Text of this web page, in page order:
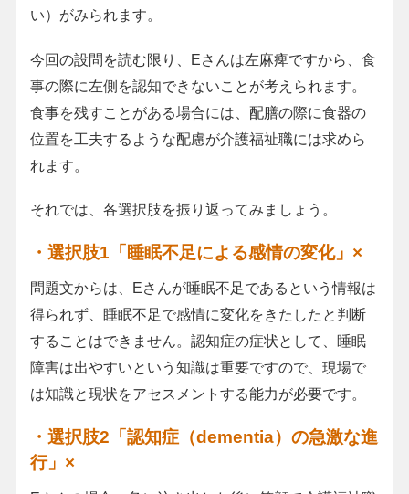
い）がみられます。
今回の設問を読む限り、Eさんは左麻痺ですから、食
事の際に左側を認知できないことが考えられます。
食事を残すことがある場合には、配膳の際に食器の
位置を工夫するような配慮が介護福祉職には求めら
れます。
それでは、各選択肢を振り返ってみましょう。
・選択肢1「睡眠不足による感情の変化」×
問題文からは、Eさんが睡眠不足であるという情報は
得られず、睡眠不足で感情に変化をきたしたと判断
することはできません。認知症の症状として、睡眠
障害は出やすいという知識は重要ですので、現場で
は知識と現状をアセスメントする能力が必要です。
・選択肢2「認知症（dementia）の急激な進
行」×